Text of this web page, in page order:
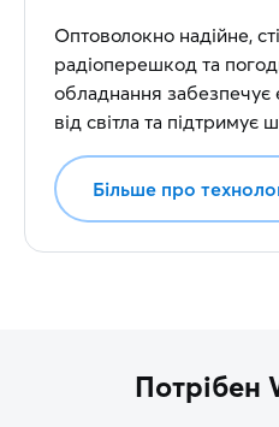
Оптоволокно надійне,
радіоперешкод та
обладнання забезпечує
від світла та підтримує
Більше про
Потрібен